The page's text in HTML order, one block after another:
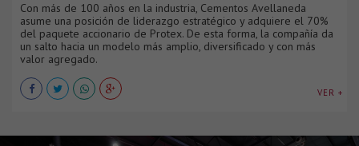
Con más de 100 años en la industria, Cementos Avellaneda
asume una posición de liderazgo estratégico y adquiere el 70%
del paquete accionario de Protex. De esta forma, la compañía da
un salto hacia un modelo más amplio, diversificado y con más
valor agregado.
VER +